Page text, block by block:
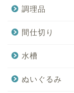
調理品
間仕切り
水槽
ぬいぐるみ